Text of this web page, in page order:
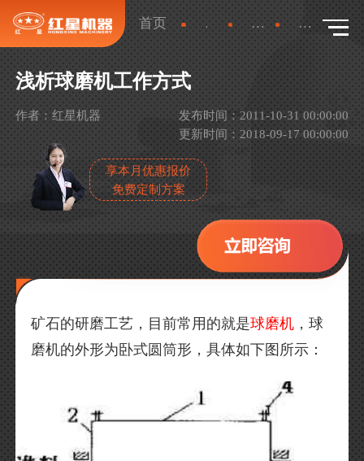
首页 新闻 行业新闻 详情
浅析球磨机工作方式
作者：红星机器
发布时间：2011-10-31 00:00:00
更新时间：2018-09-17 00:00:00
享本月优惠报价
免费定制方案
矿石的研磨工艺，目前常用的就是球磨机 ，球
磨机的外形为卧式圆筒形，具体如下图所示：